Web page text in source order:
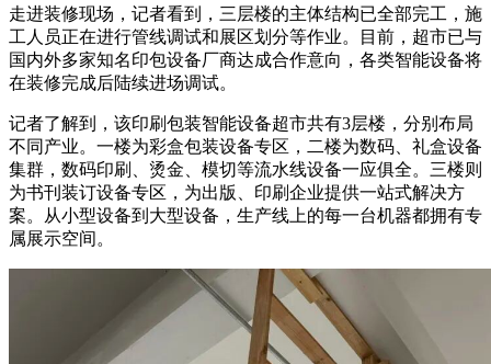
走进装修现场，记者看到，三层楼的主体结构已全部完工，施
工人员正在进行管线调试和展区划分等作业。目前，超市已与
国内外多家知名印包设备厂商达成合作意向，各类智能设备将
在装修完成后陆续进场调试。
记者了解到，该印刷包装智能设备超市共有3层楼，分别布局
不同产业。一楼为彩盒包装设备专区，二楼为数码、礼盒设备
集群，数码印刷、烫金、模切等流水线设备一应俱全。三楼则
为书刊装订设备专区，为出版、印刷企业提供一站式解决方
案。从小型设备到大型设备，生产线上的每一台机器都拥有专
属展示空间。